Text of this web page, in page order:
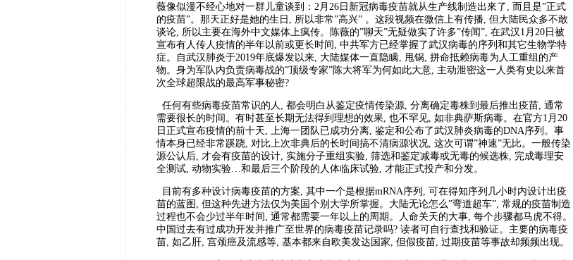
薇像似漫不经心地对一群儿童谈到：2月26日新冠病毒疫苗就从生产线制造出來了, 而且是”正式
的疫苗”。那天正好是她的生日, 所以非常”高兴” 。这段视频在微信上有传播, 但大陆民众多不敢
谈论, 所以主要在海外中文媒体上疯传。陈薇的”聊天”无疑做实了许多”传闻”, 在武汉1月20日被
宣布有人传人疫情的半年以前或更长时间, 中共军方已经掌握了武汉病毒的序列和其它生物学特
症。自武汉肺炎于2019年底爆发以来, 大陆媒体一直隐瞒, 甩锅, 拼命抵赖病毒为人工重组的产
物。身为军队内负责病毒战的”顶级专家”陈大将军为何如此大意, 主动泄密这一人类有史以来首
次全球超限战的最高军事秘密?
任何有些病毒疫苗常识的人, 都会明白从鉴定疫情传染源, 分离确定毒株到最后推出疫苗, 通常
需要很长的时间。有时甚至长期无法得到理想的效果, 也不罕见, 如非典萨斯病毒。在官方1月20
日正式宣布疫情的前十天, 上海一团队已成功分离, 鉴定和公布了武汉肺炎病毒的DNA序列。事
情本身已经非常蹊跷, 对比上次非典后的长时间搞不清病源状况, 这次可谓”神速”无比。一般传染
源公认后, 才会有疫苗的设计, 实施分子重组实验, 筛选和鉴定减毒或无毒的候选株, 完成毒理安
全测试, 动物实验…和最后三个阶段的人体临床试验, 才能正式投产和分发。
目前有多种设计病毒疫苗的方案, 其中一个是根据mRNA序列, 可在得知序列几小时内设计出疫
苗的蓝图, 但这种先进方法仅为美国个别大学所掌握。大陆无论怎么”弯道超车”, 常规的疫苗制造
过程也不会少过半年时间, 通常都需要一年以上的周期。人命关天的大事, 每个步骤都马虎不得。
中国过去有过成功开发并推广至世界的病毒疫苗记录吗? 读者可自行查找和验证。主要的病毒疫
苗, 如乙肝, 宫颈癌及流感等, 基本都来自欧美发达国家, 但假疫苗, 过期疫苗等事故却频频出现。